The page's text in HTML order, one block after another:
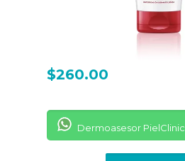
$260.00
Dermoasesor PielClinic